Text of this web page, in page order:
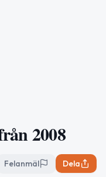
2008
Felanmäl Dela